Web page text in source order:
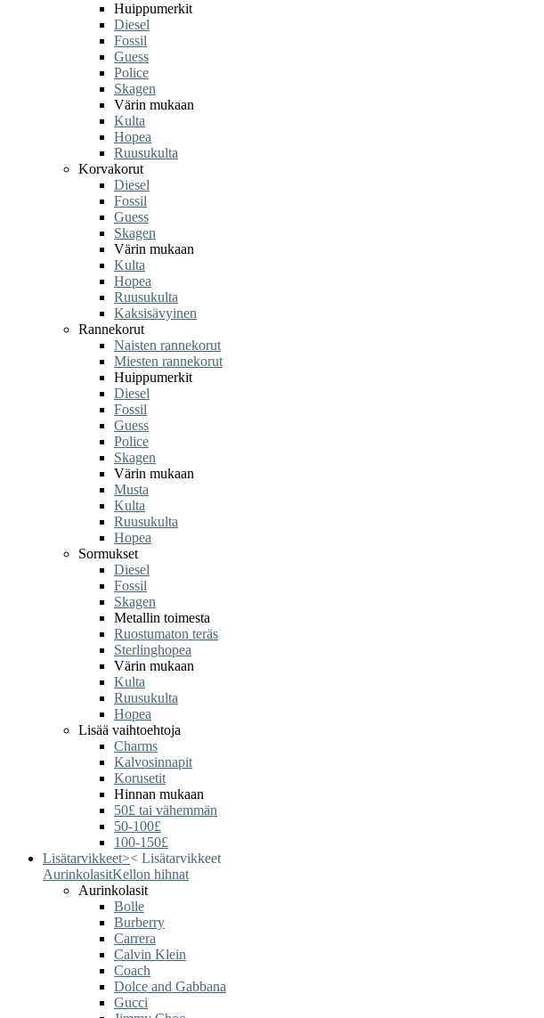
Huippumerkit
Diesel
Fossil
Guess
Police
Skagen
Värin mukaan
Kulta
Hopea
Ruusukulta
Korvakorut
Diesel
Fossil
Guess
Skagen
Värin mukaan
Kulta
Hopea
Ruusukulta
Kaksisävyinen
Rannekorut
Naisten rannekorut
Miesten rannekorut
Huippumerkit
Diesel
Fossil
Guess
Police
Skagen
Värin mukaan
Musta
Kulta
Ruusukulta
Hopea
Sormukset
Diesel
Fossil
Skagen
Metallin toimesta
Ruostumaton teräs
Sterlinghopea
Värin mukaan
Kulta
Ruusukulta
Hopea
Lisää vaihtoehtoja
Charms
Kalvosinnapit
Korusetit
Hinnan mukaan
50£ tai vähemmän
50-100£
100-150£
Lisätarvikkeet>< Lisätarvikkeet
AurinkolasitKellon hihnat
Aurinkolasit
Bolle
Burberry
Carrera
Calvin Klein
Coach
Dolce and Gabbana
Gucci